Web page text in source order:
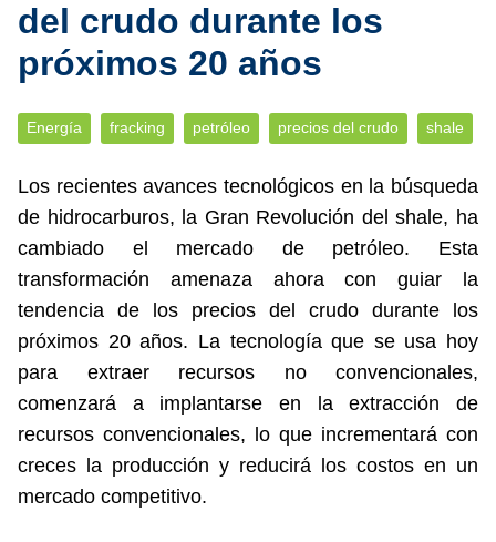
del crudo durante los
próximos 20 años
Energía fracking petróleo precios del crudo shale
Los recientes avances tecnológicos en la búsqueda
de hidrocarburos, la Gran Revolución del shale, ha
cambiado el mercado de petróleo. Esta
transformación amenaza ahora con guiar la
tendencia de los precios del crudo durante los
próximos 20 años. La tecnología que se usa hoy
para extraer recursos no convencionales,
comenzará a implantarse en la extracción de
recursos convencionales, lo que incrementará con
creces la producción y reducirá los costos en un
mercado competitivo.